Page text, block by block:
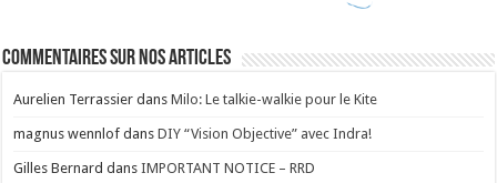
Commentaires sur nos articles
Aurelien Terrassier dansMilo: Le talkie-walkie pour le Kite
magnus wennlof dansDIY “Vision Objective” avec Indra!
Gilles Bernard dansIMPORTANT NOTICE – RRD